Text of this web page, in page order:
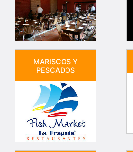
MARISCOS Y
PESCADOS